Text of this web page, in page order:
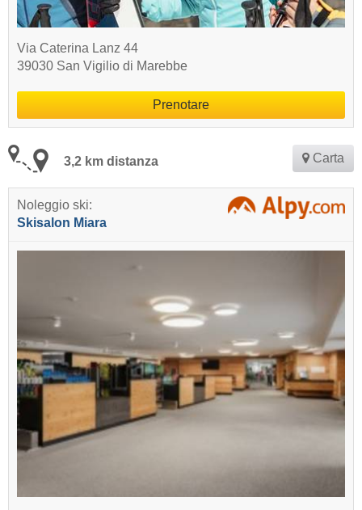
Via Caterina Lanz 44
39030 San Vigilio di Marebbe
Prenotare
3,2 km distanza Carta
Noleggio ski:
Skisalon Miara